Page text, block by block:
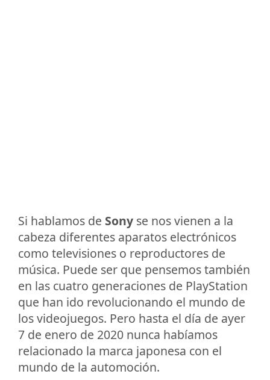
Si hablamos de Sony se nos vienen a la
cabeza diferentes aparatos electrónicos
como televisiones o reproductores de
música. Puede ser que pensemos también
en las cuatro generaciones de PlayStation
que han ido revolucionando el mundo de
los videojuegos. Pero hasta el día de ayer
7 de enero de 2020 nunca habíamos
relacionado la marca japonesa con el
mundo de la automoción.